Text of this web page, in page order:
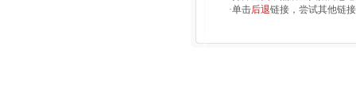
·单击后退链接，尝试其他链